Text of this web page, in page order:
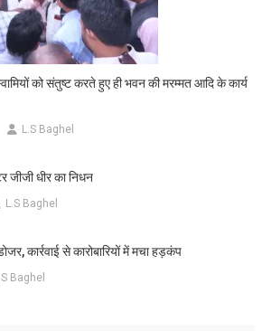
स्वामियों को संतुष्ट करते हुए ही भवन की मरम्मत आदि के कार्य
L.S Baghel
जीजी धीर का निधन
L.S Baghel
कार्रवाई से कारोबारियों में मचा हड़कंप
Baghel